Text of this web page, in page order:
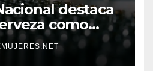
destaca
como
sostenibilidad